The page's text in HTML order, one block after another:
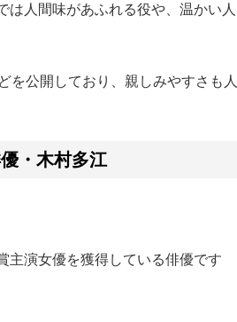
は人間味があふれる役や、温かい人
を公開しており、親しみやすさも人
・木村多江
主演女優を獲得している俳優です